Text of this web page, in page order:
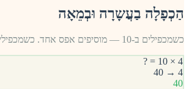
הַכְפָלָה בַעֲשָרָה וּבְמֵאָה
כשמכפילים ב-10 — מוסיפים אפס אחד. כשמכפילים ב-100 — מוסיפים שני אפסים. זה הכלל!
4 × 10 = ?
4 → 40
40